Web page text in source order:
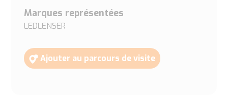
Marques représentées
LEDLENSER
Ajouter au parcours de visite